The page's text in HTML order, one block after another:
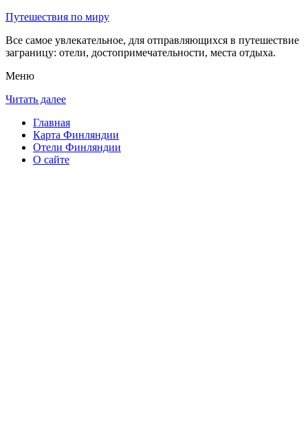
Путешествия по миру
Все самое увлекательное, для отправляющихся в путешествие
заграницу: отели, достопримечательности, места отдыха.
Меню
Читать далее
Главная
Карта Финляндии
Отели Финляндии
О сайте